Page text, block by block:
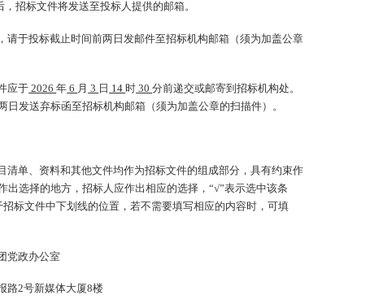
招标文件将发送至投标人提供的邮箱。
请于投标截止时间前两日发邮件至招标机构邮箱（须为加盖公章
应于 2026年 6 月 3 日 14 时 30分前递交或邮寄到招标机构处。
日发送弃标函至招标机构邮箱（须为加盖公章的扫描件）。
清单、资料和其他文件均作为招标文件的组成部分，具有约束作
出选择的地方，招标人应作出相应的选择，“√”表示选中该条
标文件中下划线的位置，若不需要填写相应的内容时，可填
党政办公室
路2号新媒体大厦8楼